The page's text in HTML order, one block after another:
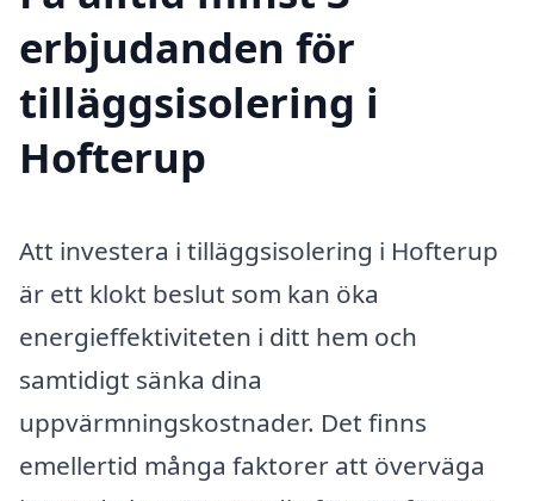
erbjudanden för
tilläggsisolering i
Hofterup
Att investera i tilläggsisolering i Hofterup
är ett klokt beslut som kan öka
energieffektiviteten i ditt hem och
samtidigt sänka dina
uppvärmningskostnader. Det finns
emellertid många faktorer att överväga